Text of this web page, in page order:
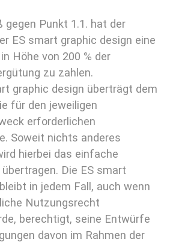
gegen Punkt 1.1. hat der
ES smart graphic design eine
Höhe von 200 % der
zu zahlen.
graphic design überträgt dem
für den jeweiligen
erforderlichen
Soweit nichts anderes
hierbei das einfache
Die ES smart
in jedem Fall, auch wenn
Nutzungsrecht
berechtigt, seine Entwürfe
davon im Rahmen der